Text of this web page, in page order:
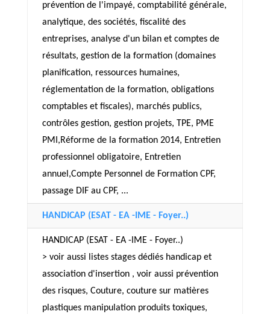
prévention de l'impayé, comptabilité générale,
analytique, des sociétés, fiscalité des
entreprises, analyse d'un bilan et comptes de
résultats, gestion de la formation (domaines
planification, ressources humaines,
réglementation de la formation, obligations
comptables et fiscales), marchés publics,
contrôles gestion, gestion projets, TPE, PME
PMI,Réforme de la formation 2014, Entretien
professionnel obligatoire, Entretien
annuel,Compte Personnel de Formation CPF,
passage DIF au CPF, ...
HANDICAP (ESAT - EA -IME - Foyer..)
HANDICAP (ESAT - EA -IME - Foyer..)
> voir aussi listes stages dédiés handicap et
association d'insertion , voir aussi prévention
des risques, Couture, couture sur matières
plastiques manipulation produits toxiques,